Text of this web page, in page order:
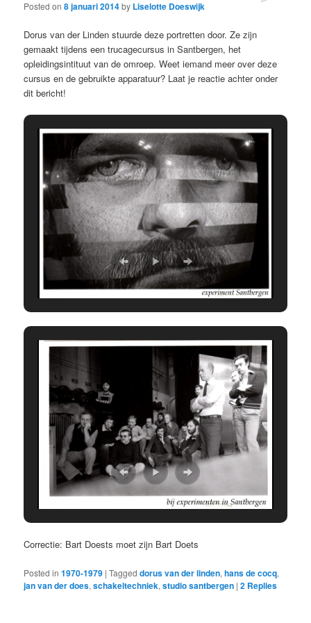
Posted on8 januari 2014by Liselotte Doeswijk
Dorus van der Linden stuurde deze portretten door. Ze zijn
gemaakt tijdens een trucagecursus in Santbergen, het
opleidingsintituut van de omroep. Weet iemand meer over deze
cursus en de gebruikte apparatuur? Laat je reactie achter onder
dit bericht!
Correctie: Bart Doests moet zijn Bart Doets
Posted in 1970-1979 |Tagged dorus van der linden,hans de cocq,
jan van der does,schakeltechniek,studio santbergen |2 Replies